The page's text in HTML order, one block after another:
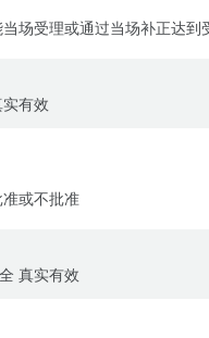
当场受理或通过当场补正达到
有效
准或不批准
真实有效